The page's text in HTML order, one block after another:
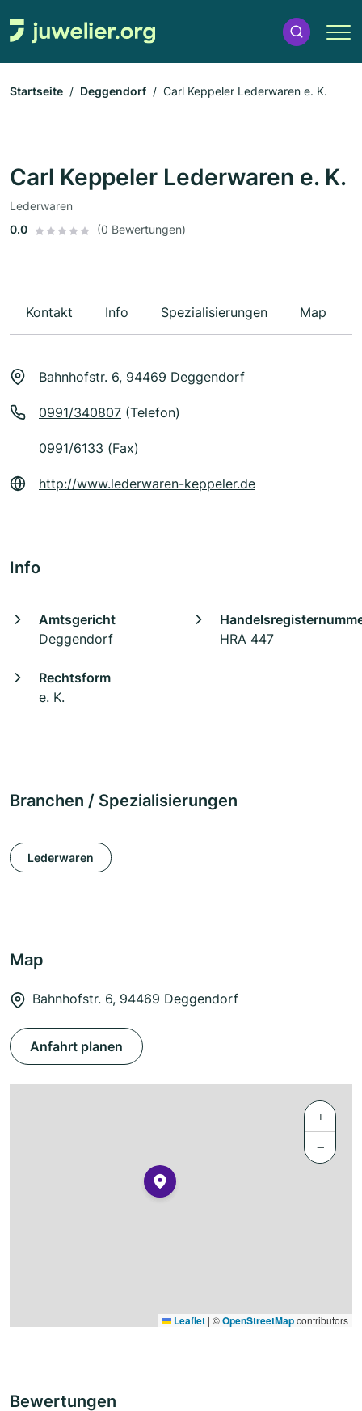
Startseite Deggendorf Carl Keppeler Lederwaren e. K.
Carl Keppeler Lederwaren e. K.
Lederwaren
0.0
(0 Bewertungen)
Kontakt Info Spezialisierungen Map
Bahnhofstr. 6, 94469 Deggendorf
0991/340807 (Telefon)
0991/6133 (Fax)
http://www.lederwaren-keppeler.de
Info
Amtsgericht
Deggendorf
HRA 447
Rechtsform
e. K.
Branchen / Spezialisierungen
Lederwaren
Map
Bahnhofstr. 6, 94469 Deggendorf
Anfahrt planen
+
−
Leaflet | ©OpenStreetMapcontributors
Bewertungen